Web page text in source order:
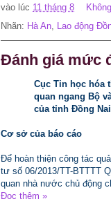
vào lúc 11 tháng 8
Nhãn: Hà An Lao động
Đánh giá mức
Cục Tin học hóa
quan ngang Bộ
của tỉnh Đồng
Cơ sở của báo cáo
Để hoàn thiện công tác
tư số 06/2013/TT-BTTTT
quan nhà nước chủ động
Đọc thêm »